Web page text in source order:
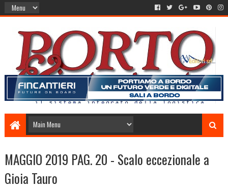
MAGGIO 2019 PAG. 20 - Scalo eccezionale a
Gioia Tauro